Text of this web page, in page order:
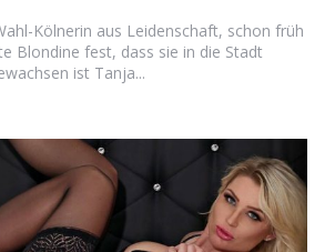
Kölnerin aus Leidenschaft, schon früh
Blondine fest, dass sie in die Stadt
ist Tanja...